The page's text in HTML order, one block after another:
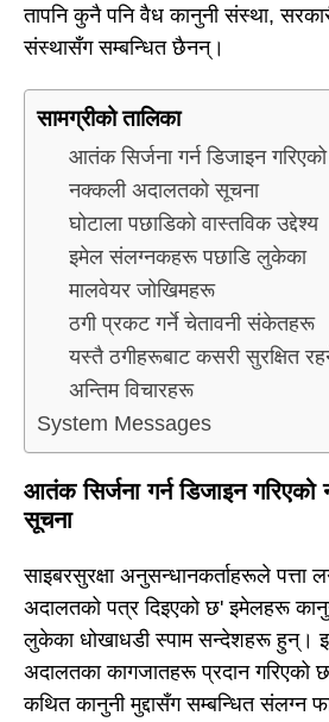
तापनि कुनै पनि वैध कानुनी संस्था,
संस्थासँग सम्बन्धित छैनन्।
सामग्रीको तालिका
आतंक सिर्जना गर्न डिजाइन गरिएको
नक्कली अदालतको सूचना
घोटाला पछाडिको वास्तविक उद्देश्य
इमेल संलग्नकहरू पछाडि लुकेका
मालवेयर जोखिमहरू
ठगी प्रकट गर्ने चेतावनी संकेतहरू
यस्तै ठगीहरूबाट कसरी सुरक्षित
अन्तिम विचारहरू
System Messages
आतंक सिर्जना गर्न डिजाइन
सूचना
साइबरसुरक्षा अनुसन्धानकर्ताहरूले पत्ता
अदालतको पत्र दिइएको छ' इमेलहरू
लुकेका धोखाधडी स्पाम सन्देशहरू हुन्।
अदालतका कागजातहरू प्रदान गरिएको छ
कथित कानुनी मुद्दासँग सम्बन्धित संलग्न